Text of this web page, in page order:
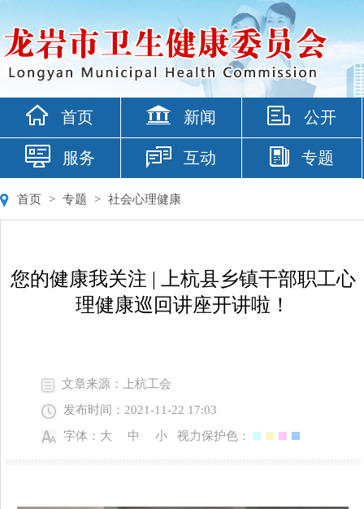
首页 新闻 公开
服务 互动 专题
首页 > 专题 > 社会心理健康
您的健康我关注 | 上杭县乡镇干部职工心
理健康巡回讲座开讲啦！
文章来源：上杭工会
发布时间：2021-11-22 17:03
字体： 大 中 小 视力保护色：